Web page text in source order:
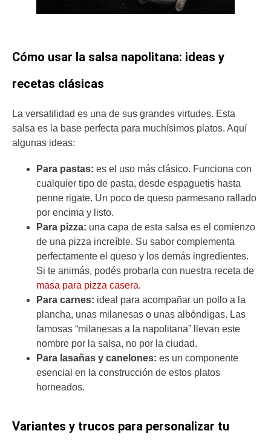
Cómo usar la salsa napolitana: ideas y
recetas clásicas
La versatilidad es una de sus grandes virtudes. Esta
salsa es la base perfecta para muchísimos platos. Aquí
algunas ideas:
Para pastas: es el uso más clásico. Funciona con
cualquier tipo de pasta, desde espaguetis hasta
penne rigate. Un poco de queso parmesano rallado
por encima y listo.
Para pizza: una capa de esta salsa es el comienzo
de una pizza increíble. Su sabor complementa
perfectamente el queso y los demás ingredientes.
Si te animás, podés probarla con nuestra receta de
masa para pizza casera.
Para carnes: ideal para acompañar un pollo a la
plancha, unas milanesas o unas albóndigas. Las
famosas “milanesas a la napolitana” llevan este
nombre por la salsa, no por la ciudad.
Para lasañas y canelones: es un componente
esencial en la construcción de estos platos
horneados.
Variantes y trucos para personalizar tu